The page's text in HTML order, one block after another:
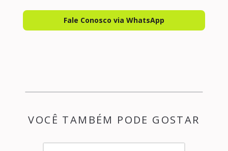
Fale Conosco via WhatsApp
VOCÊ TAMBÉM PODE GOSTAR